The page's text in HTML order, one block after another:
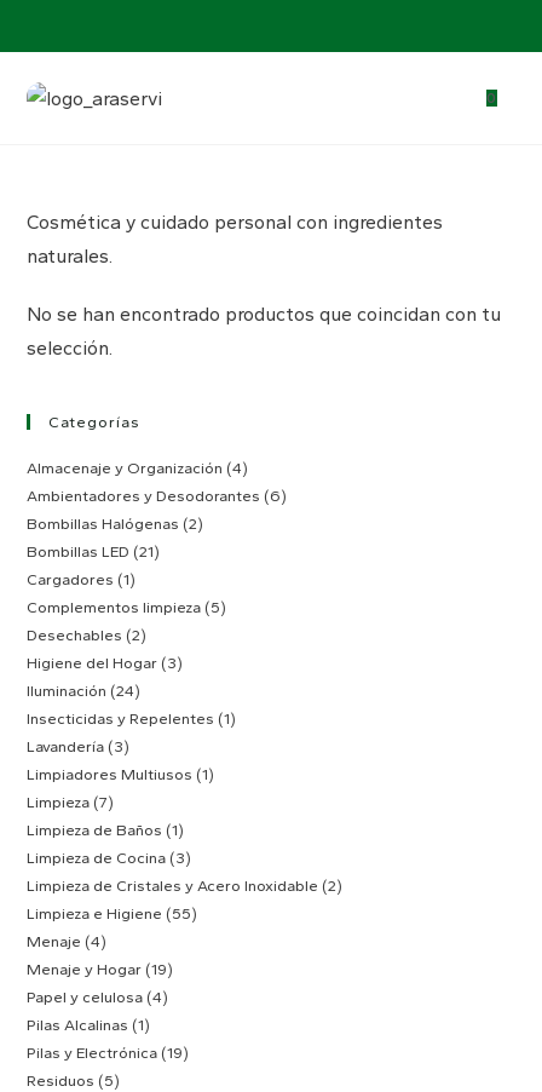
0
Cosmética y cuidado personal con ingredientes
naturales.
No se han encontrado productos que coincidan con tu
selección.
Categorías
Almacenaje y Organización (4)
Ambientadores y Desodorantes (6)
Bombillas Halógenas (2)
Bombillas LED (21)
Cargadores (1)
Complementos limpieza (5)
Desechables (2)
Higiene del Hogar (3)
Iluminación (24)
Insecticidas y Repelentes (1)
Lavandería (3)
Limpiadores Multiusos (1)
Limpieza (7)
Limpieza de Baños (1)
Limpieza de Cocina (3)
Limpieza de Cristales y Acero Inoxidable (2)
Limpieza e Higiene (55)
Menaje (4)
Menaje y Hogar (19)
Papel y celulosa (4)
Pilas Alcalinas (1)
Pilas y Electrónica (19)
Residuos (5)